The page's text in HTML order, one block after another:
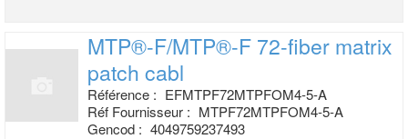
MTP®-F/MTP®-F 72-fiber matrix
patch cabl
Référence : EFMTPF72MTPFOM4-5-A
Réf Fournisseur : MTPF72MTPFOM4-5-A
Gencod : 4049759237493